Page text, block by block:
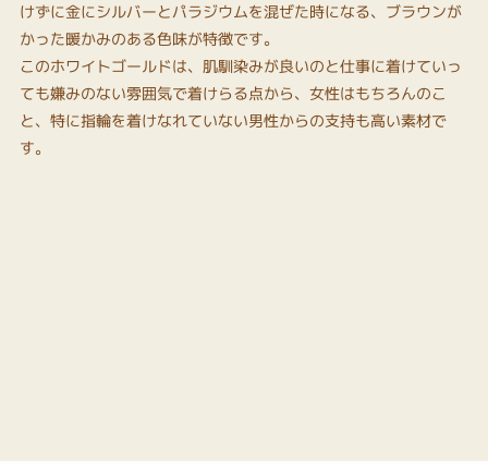
けずに金にシルバーとパラジウムを混ぜた時になる、ブラウンが
かった暖かみのある色味が特徴です。
このホワイトゴールドは、肌馴染みが良いのと仕事に着けていっ
ても嫌みのない雰囲気で着けらる点から、女性はもちろんのこ
と、特に指輪を着けなれていない男性からの支持も高い素材で
す。